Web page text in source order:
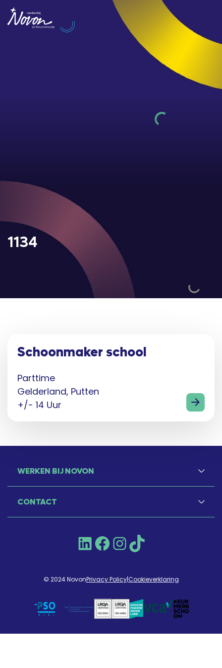
1134
Schoonmaker school
Parttime
Gelderland, Putten
+/- 14 Uur
WERKEN BIJ NOVON
CONTACT
LinkedInFacebookInstagram
TikTok
© 2024 NovonPrivacy Policy|Cookieverklaring